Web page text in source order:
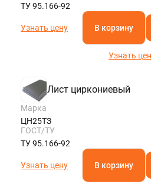
ТУ 95.166-92
Узнать цену В корзину
Узнать
Лист циркониевый
Марка
ЦН25ТЗ
ГОСТ/ТУ
ТУ 95.166-92
Узнать цену В корзину